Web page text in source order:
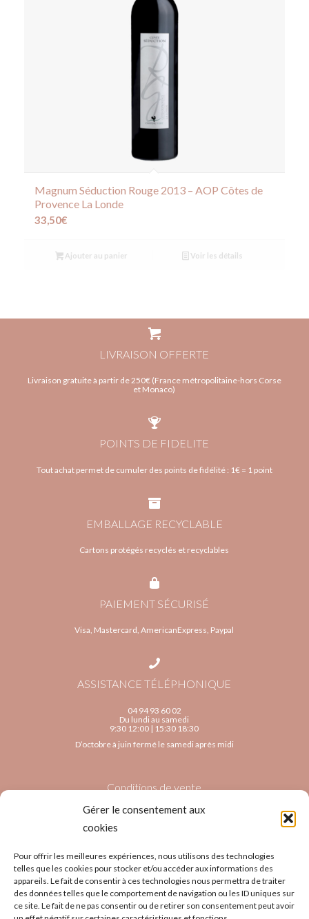
Gérer le consentement aux
cookies
Pour offrir les meilleures expériences, nous utilisons des technologies
telles que les cookies pour stocker et/ou accéder aux informations des
appareils. Le fait de consentir à ces technologies nous permettra de traiter
des données telles que le comportement de navigation ou les ID uniques sur
ce site. Le fait de ne pas consentir ou de retirer son consentement peut avoir
Magnum Séduction Rouge 2013 – AOP Côtes de
Provence La Londe
33,50€
Ajouter au panier Voir les détails
LIVRAISON OFFERTE
Livraison gratuite à partir de 250€ (France métropolitaine-hors Corse
et Monaco)
POINTS DE FIDELITE
Tout achat permet de cumuler des points de fidélité : 1€ = 1 point
EMBALLAGE RECYCLABLE
Cartons protégés recyclés et recyclables
PAIEMENT SÉCURISÉ
Visa, Mastercard, AmericanExpress, Paypal
ASSISTANCE TÉLÉPHONIQUE
04 94 93 60 02
Du lundi au samedi
9:30 12:00 | 15:30 18:30
D’octobre à juin fermé le samedi après midi
Conditions de vente
Newsletter
Infos légales